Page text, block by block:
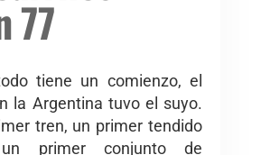
77
tiene un comienzo, el
la Argentina tuvo el suyo.
tren, un primer tendido
primer conjunto de